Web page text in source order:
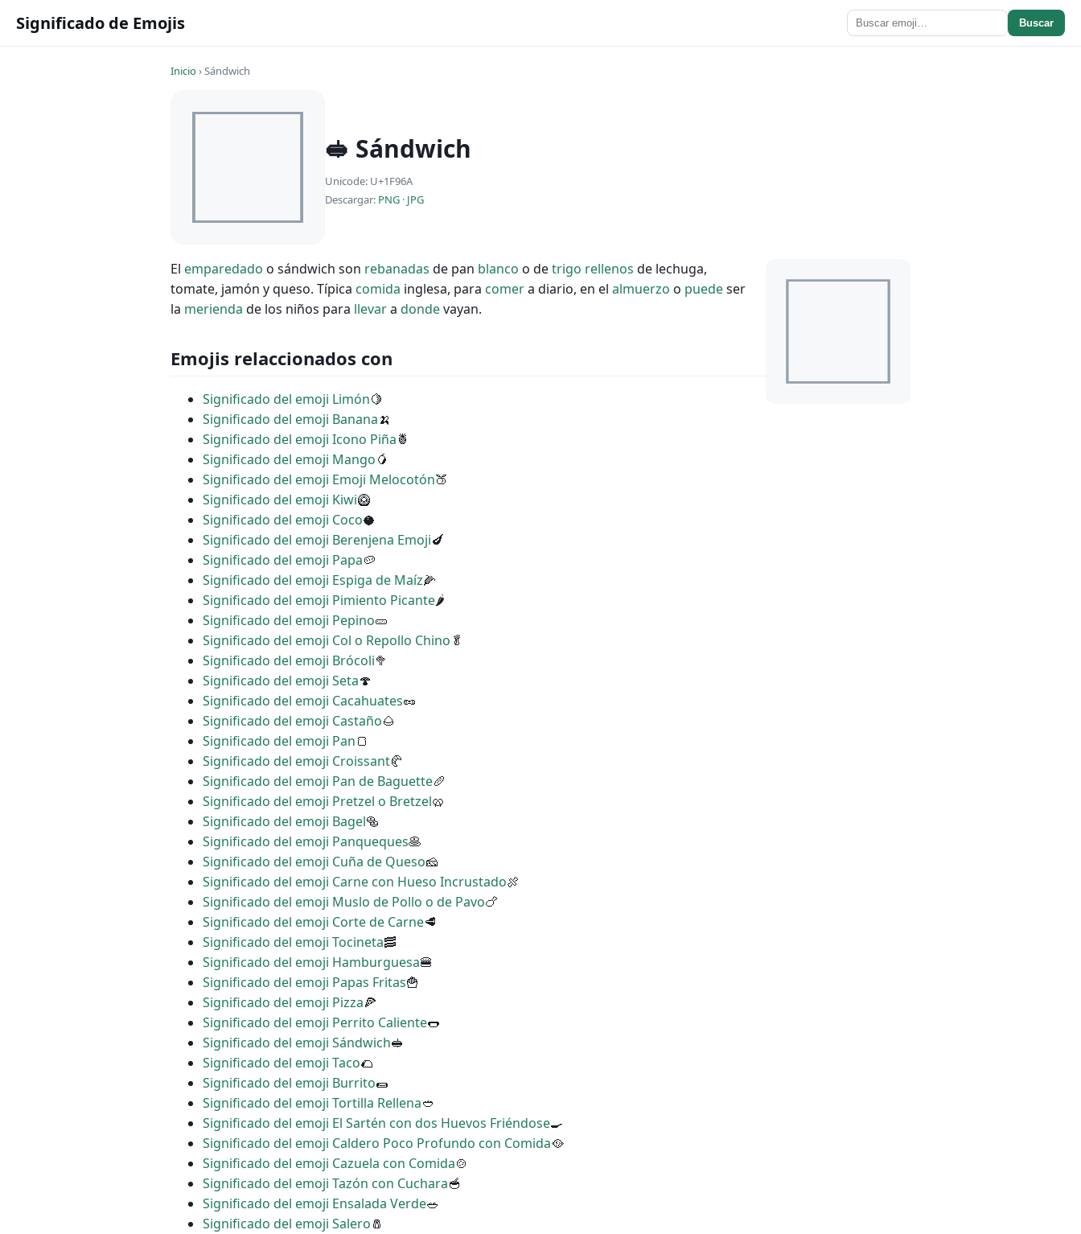
Significado de Emojis Buscar
Inicio›Sándwich
🥪 Sándwich
Unicode: U+1F96A
Descargar: PNG · JPG
El emparedado o sándwich son rebanadas de pan blanco o detrigo rellenos de lechuga,
tomate, jamón y queso. Típica comida inglesa, para comera diario, en el almuerzo o puedeser
la merienda de los niños para llevara dondevayan.
Emojis relaccionados con
Significado del emoji Limón🍋
Significado del emoji Banana🍌
Significado del emoji Icono Piña🍍
Significado del emoji Mango🥭
Significado del emoji Emoji Melocotón🍑
Significado del emoji Kiwi🥝
Significado del emoji Coco🥥
Significado del emoji Berenjena Emoji🍆
Significado del emoji Papa🥔
Significado del emoji Espiga de Maíz🌽
Significado del emoji Pimiento Picante🌶
Significado del emoji Pepino🥒
Significado del emoji Col o Repollo Chino 🥬
Significado del emoji Brócoli🥦
Significado del emoji Seta🍄
Significado del emoji Cacahuates🥜
Significado del emoji Castaño🌰
Significado del emoji Pan🍞
Significado del emoji Croissant🥐
Significado del emoji Pan de Baguette🥖
Significado del emoji Pretzel o Bretzel🥨
Significado del emoji Bagel🥯
Significado del emoji Panqueques🥞
Significado del emoji Cuña de Queso🧀
Significado del emoji Carne con Hueso Incrustado🍖
Significado del emoji Muslo de Pollo o de Pavo🍗
Significado del emoji Corte de Carne🥩
Significado del emoji Tocineta🥓
Significado del emoji Hamburguesa🍔
Significado del emoji Papas Fritas🍟
Significado del emoji Pizza🍕
Significado del emoji Perrito Caliente🌭
Significado del emoji Sándwich🥪
Significado del emoji Taco🌮
Significado del emoji Burrito🌯
Significado del emoji Tortilla Rellena🥙
Significado del emoji El Sartén con dos Huevos Friéndose🍳
Significado del emoji Caldero Poco Profundo con Comida🥘
Significado del emoji Cazuela con Comida🍲
Significado del emoji Tazón con Cuchara🥣
Significado del emoji Ensalada Verde🥗
Significado del emoji Salero🧂